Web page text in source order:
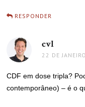
RESPONDER
cvl
22 DE
CDF em dose tripla?
contemporâneo) – é o